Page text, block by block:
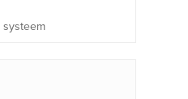
systeem